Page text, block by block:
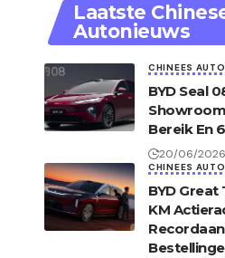
Laatste
Autonieuws
CHINEES
BYD Seal
Bereik En
20/06/2026
CHINEES
BYD
KM